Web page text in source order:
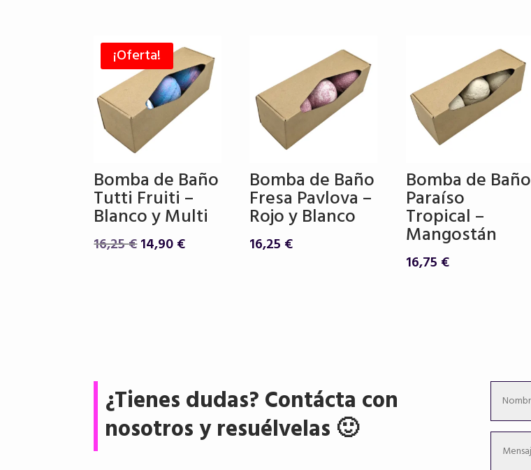
¡Oferta!
Bomba de Baño
Tutti Fruiti –
Blanco y Multi
16,25€El
14,90€El
Bomba de Baño
Fresa Pavlova –
Rojo y Blanco
16,25 €
Bomba de Baño
Paraíso
Tropical –
Mangostán
16,75 €
¿Tienes dudas? Contácta con
nosotros y resuélvelas 🙂